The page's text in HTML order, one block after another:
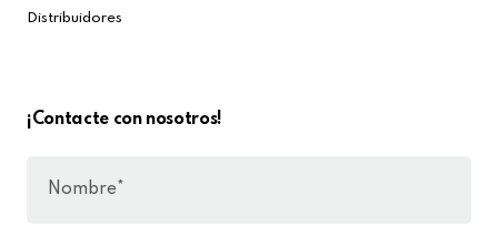
Distribuidores
¡Contacte con nosotros!
Nombre*